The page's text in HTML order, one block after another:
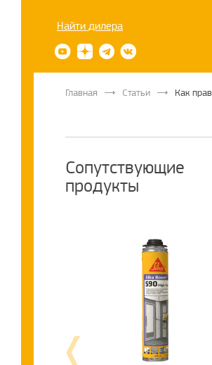
Найти дилера
Главная Статьи Как
Сопутствующие
продукты